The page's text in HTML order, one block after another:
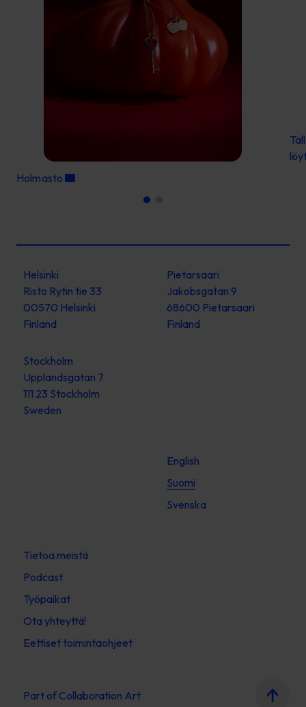
Holmasto
Helsinki
Risto Rytin tie 33
00570 Helsinki
Finland
Pietarsaari
Jakobsgatan 9
68600 Pietarsaari
Finland
Stockholm
Upplandsgatan 7
111 23 Stockholm
Sweden
English
Suomi
Svenska
Tietoa meistä
Podcast
Työpaikat
Ota yhteyttä!
Eettiset toimintaohjeet
Part of Collaboration Art